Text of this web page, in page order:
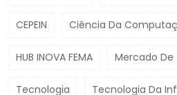
CEPEIN Ciência Da
HUB INOVA FEMA Mercado De
Tecnologia Tecnologia Da